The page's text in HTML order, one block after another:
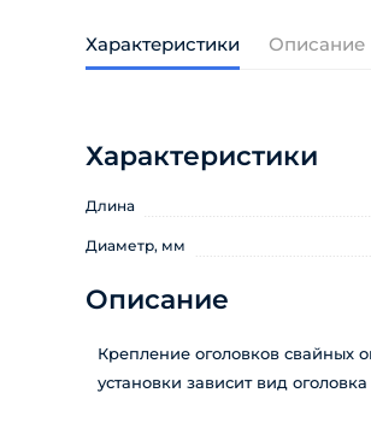
Характеристики Описание
Характеристики
Длина
Диаметр, мм
Описание
Крепление оголовков свайных
установки зависит вид